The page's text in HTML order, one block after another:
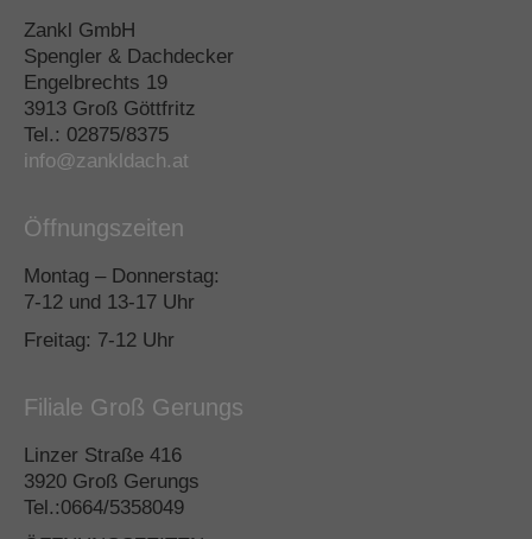
Zankl GmbH
Spengler & Dachdecker
Engelbrechts 19
3913 Groß Göttfritz
Tel.: 02875/8375
info@zankldach.at
Öffnungszeiten
Montag – Donnerstag:
7-12 und 13-17 Uhr
Freitag: 7-12 Uhr
Filiale Groß Gerungs
Linzer Straße 416
3920 Groß Gerungs
Tel.:0664/5358049